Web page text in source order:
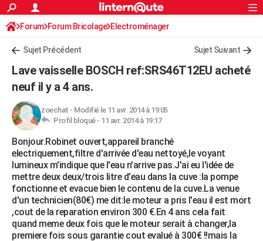
ACTUALITÉS
Politique
Société
Faits Divers
Education
Monde
Villes
+
Programme TV
Streaming
Sorties cinéma
Musique
FINANCE
Retraite
Impôts
Epargne
Immobilier
Risques naturels par ville
Banque
Assurance
Crédit
AUTO
Essais
Réserver un essai
Citadines
Berlines
SUV
Forum auto
HIGH-TECH
Mobiles
Meilleur smartphone
Internet
Ordinateurs
Jeux vidéo
Guide high-tech
+BRICOLAGE
Forum
Aménagement intérieur
Extérieur
Cuisine
Salle de bains
Jardinage
Rangement
WEEK-END
Guides de France
Escapades
Patrimoine
Expositions
Musées
Week-end nature
+LIFESTYLE
Art de vivre
Bien-être
Loisirs
Mode
Modes de vie
SANTE
S'inscrire
Connexion
Forum Forum Bricolage Electroménager
Sujet Précédent Sujet Suivant
Lave vaisselle BOSCH ref:SRS46T12EU acheté
neuf il y a 4 ans.
zoechat - Modifié le 11 avr. 2014 à 19:05
Profil bloqué - 11 avr. 2014 à 19:17
Bonjour.Robinet ouvert,appareil branché
electriquement,filtre d'arrivée d'eau nettoyé,le voyant
lumineux m'indique que l'eau n'arrive pas.J'ai eu l'idée de
mettre deux deux/trois litre d'eau dans la cuve :la pompe
fonctionne et evacue bien le contenu de la cuve.La venue
d'un technicien(80€) me dit:le moteur a pris l'eau il est mort
,cout de la reparation environ 300 €.En 4 ans cela fait
quand meme deux fois que le moteur serait à changer,la
premiere fois sous garantie cout evalué à 300€ !!mais la